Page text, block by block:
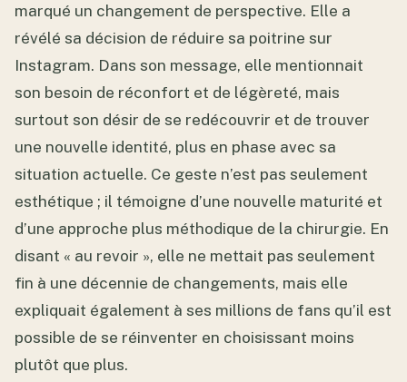
marqué un changement de perspective. Elle a
révélé sa décision de réduire sa poitrine sur
Instagram. Dans son message, elle mentionnait
son besoin de réconfort et de légèreté, mais
surtout son désir de se redécouvrir et de trouver
une nouvelle identité, plus en phase avec sa
situation actuelle. Ce geste n’est pas seulement
esthétique ; il témoigne d’une nouvelle maturité et
d’une approche plus méthodique de la chirurgie. En
disant « au revoir », elle ne mettait pas seulement
fin à une décennie de changements, mais elle
expliquait également à ses millions de fans qu’il est
possible de se réinventer en choisissant moins
plutôt que plus.